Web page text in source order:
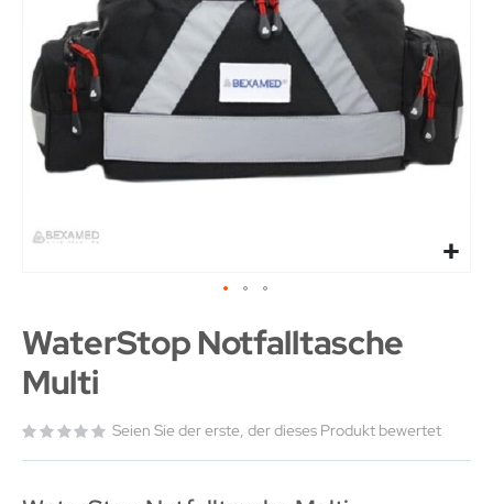
WaterStop Notfalltasche
Multi
Seien Sie der erste, der dieses Produkt bewertet